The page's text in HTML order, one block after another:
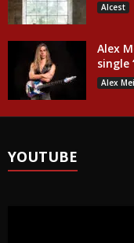
Alcest
Alex
single
Alex
YOUTUBE